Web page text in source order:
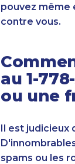
pouvez même
contre vous.
au 1-
ou une
Il est judicieux
spams ou les